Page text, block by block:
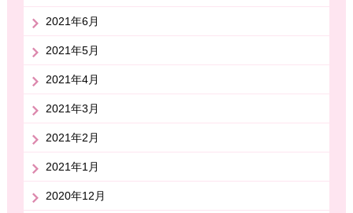
2021年6月
2021年5月
2021年4月
2021年3月
2021年2月
2021年1月
2020年12月